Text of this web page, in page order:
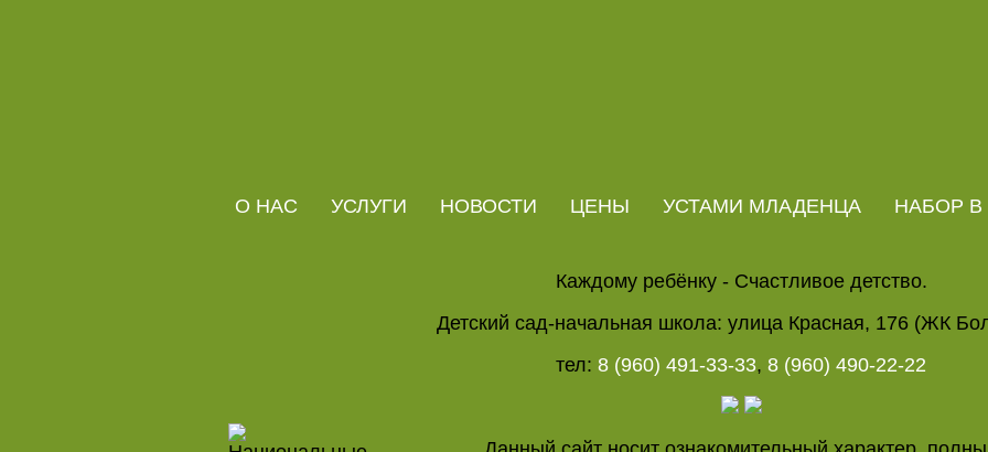
О НАС УСЛУГИ НОВОСТИ ЦЕНЫ УСТАМИ МЛАДЕНЦА НАБОР В
Каждому ребёнку - Счастливое детство.
Детский сад-начальная школа: улица Красная, 176 (ЖК
тел: 8 (960) 491-33-33, 8 (960) 490-22-22